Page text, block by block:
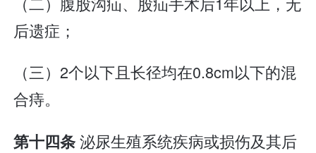
后遗症；
（三）2个以下且长径均在0.8cm以下的混
合痔。
第十四条泌尿生殖系统疾病或损伤及其后